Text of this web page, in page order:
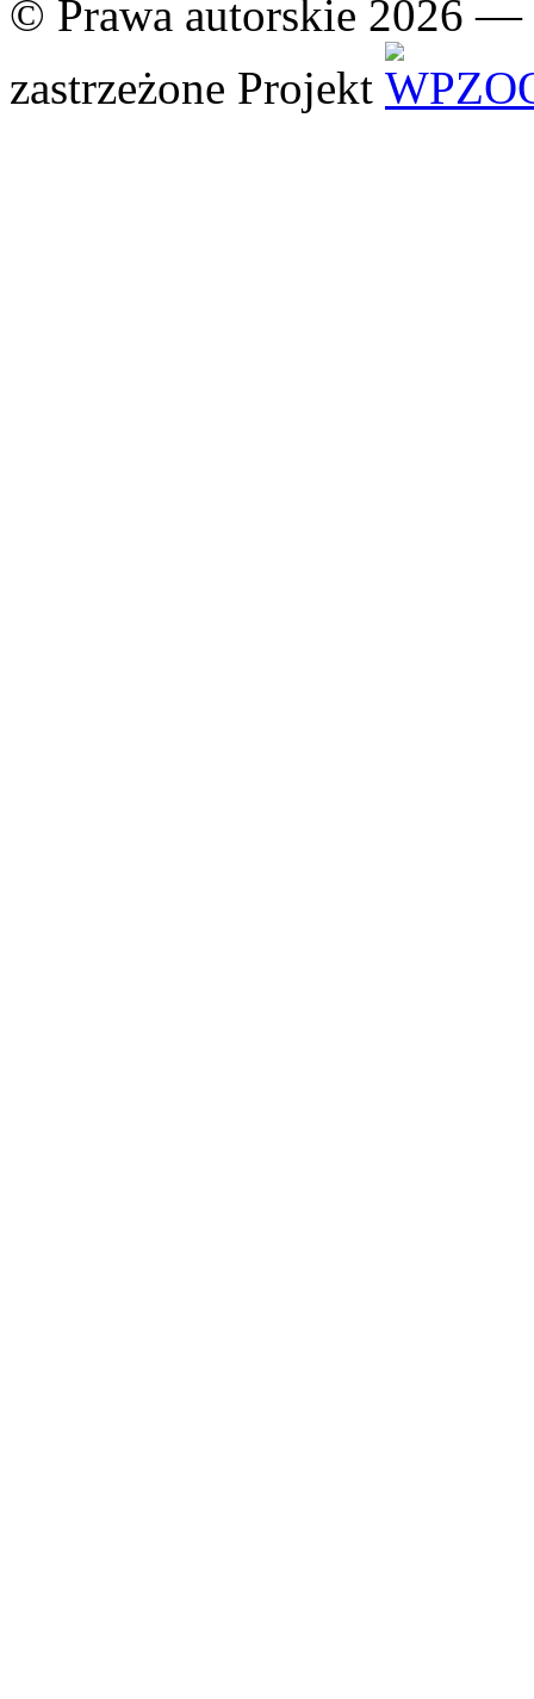
© Prawa autorskie 2026 —
zastrzeżone Projekt